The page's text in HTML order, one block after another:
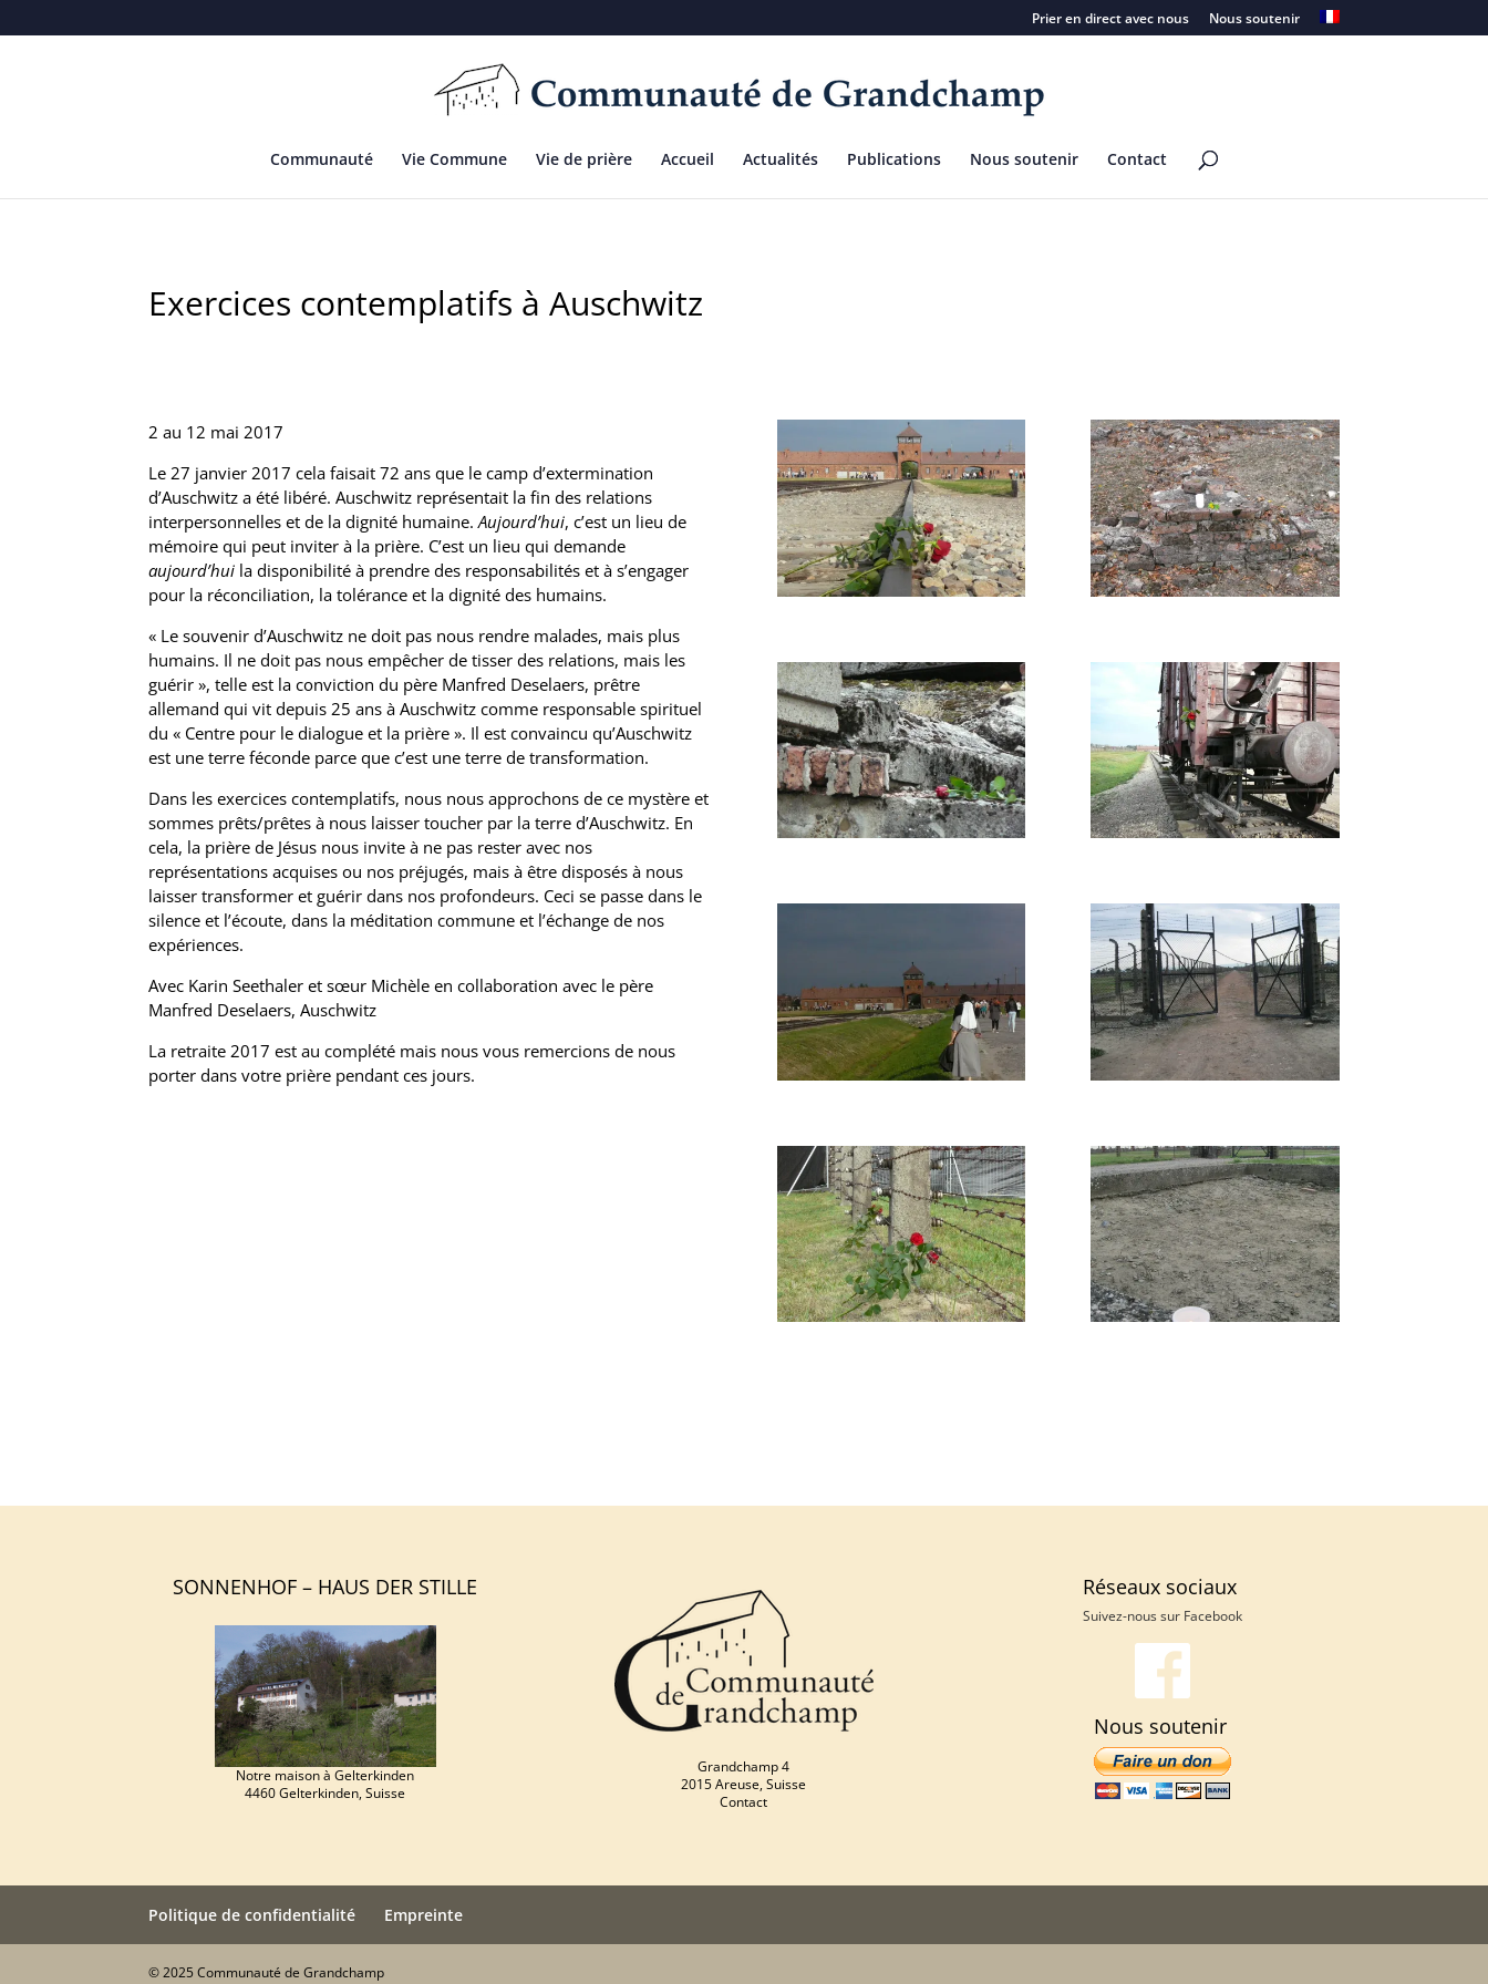
Prier en direct avec nous Nous soutenir
Communauté Vie Commune Vie de prière Accueil Actualités Publications Nous soutenir Contact
Exercices contemplatifs à Auschwitz
2 au 12 mai 2017
Le 27 janvier 2017 cela faisait 72 ans que le camp d’extermination
d’Auschwitz a été libéré. Auschwitz représentait la fin des relations
interpersonnelles et de la dignité humaine.Aujourd’hui, c’est un lieu de
mémoire qui peut inviter à la prière. C’est un lieu qui demande
aujourd’hui la disponibilité à prendre des responsabilités et à s’engager
pour la réconciliation, la tolérance et la dignité des humains.
« Le souvenir d’Auschwitz ne doit pas nous rendre malades, mais plus
humains. Il ne doit pas nous empêcher de tisser des relations, mais les
guérir », telle est la conviction du père Manfred Deselaers, prêtre
allemand qui vit depuis 25 ans à Auschwitz comme responsable spirituel
du « Centre pour le dialogue et la prière ». Il est convaincu qu’Auschwitz
est une terre féconde parce que c’est une terre de transformation.
Dans les exercices contemplatifs, nous nous approchons de ce mystère et
sommes prêts/prêtes à nous laisser toucher par la terre d’Auschwitz. En
cela, la prière de Jésus nous invite à ne pas rester avec nos
représentations acquises ou nos préjugés, mais à être disposés à nous
laisser transformer et guérir dans nos profondeurs. Ceci se passe dans le
silence et l’écoute, dans la méditation commune et l’échange de nos
expériences.
Avec Karin Seethaler et sœur Michèle en collaboration avec le père
Manfred Deselaers, Auschwitz
La retraite 2017 est au complété mais nous vous remercions de nous
porter dans votre prière pendant ces jours.
SONNENHOF – HAUS DER STILLE
Notre maison à Gelterkinden
4460 Gelterkinden, Suisse
Grandchamp 4
2015 Areuse, Suisse
Contact
Réseaux sociaux
Suivez-nous sur Facebook
Nous soutenir
Politique de confidentialité Empreinte
© 2025 Communauté de Grandchamp